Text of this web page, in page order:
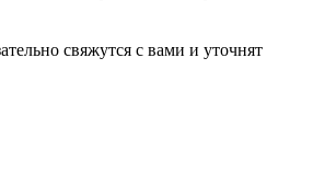
свяжутся с вами и уточнят